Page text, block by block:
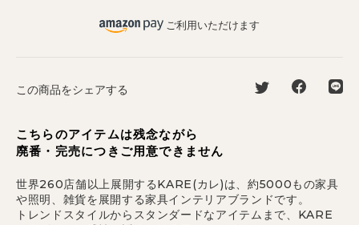
ご利用いただけます
この商品をシェアする
こちらのアイテムは残念ながら
廃番・完売につきご用意できません
世界260店舗以上展開するKARE(カレ)は、約5000もの家具
や照明、雑貨を展開する家具インテリアブランドです。
トレンドスタイルからスタンダードなアイテムまで、KARE